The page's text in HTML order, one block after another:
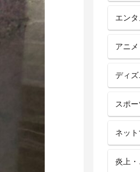
エンタ
アニ
ディ
スポ
ネッ
炎上